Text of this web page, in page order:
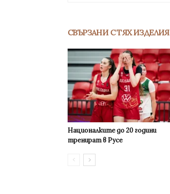
СВЪРЗАНИ С ТЯХ ИЗДЕЛИЯ
Националките до 20 години
тренират в Русе